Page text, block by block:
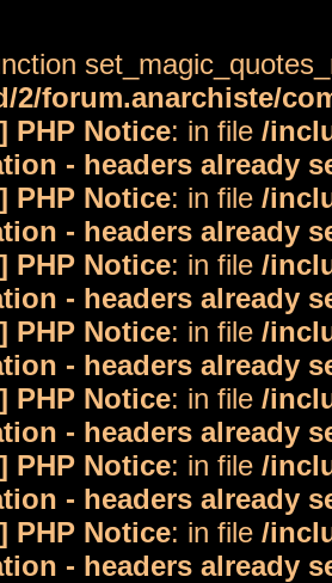
2/forum.anarchiste/
PHP Notice: in file /
- headers already
PHP Notice: in file /
- headers already
PHP Notice: in file /
- headers already
PHP Notice: in file /
- headers already
PHP Notice: in file /
- headers already
PHP Notice: in file /
- headers already
PHP Notice: in file /
- headers already